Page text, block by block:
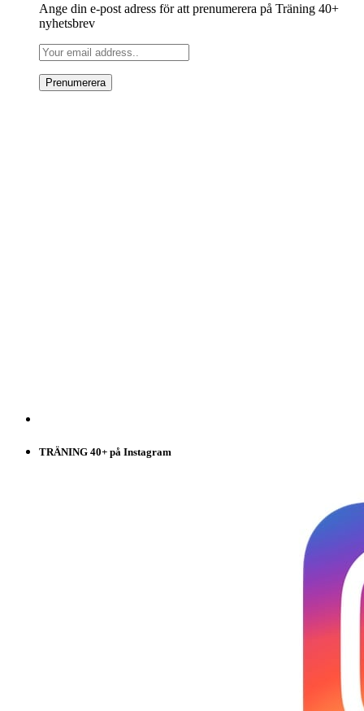
Ange din e-post adress för att prenumerera på Träning 40+
nyhetsbrev
TRÄNING 40+ på Instagram